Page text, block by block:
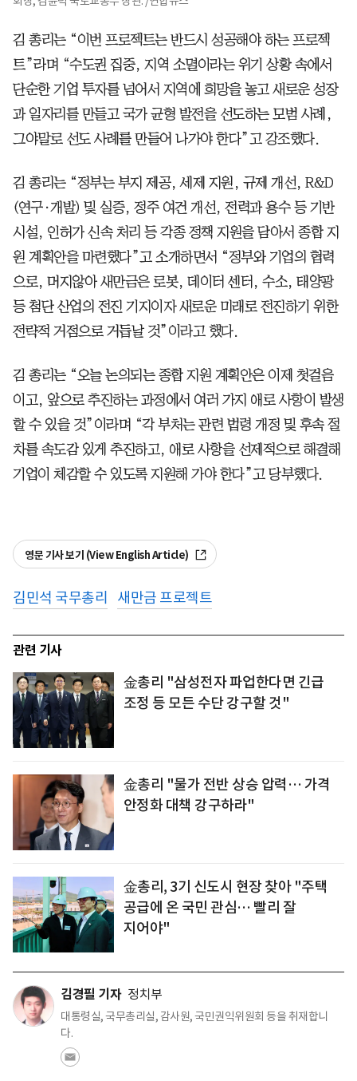
김 총리는 “이번 프로젝트는 반드시 성공해야 하는 프로젝
트”라며 “수도권 집중, 지역 소멸이라는 위기 상황 속에서
단순한 기업 투자를 넘어서 지역에 희망을 놓고 새로운 성장
과 일자리를 만들고 국가 균형 발전을 선도하는 모범 사례,
그야말로 선도 사례를 만들어 나가야 한다”고 강조했다.
김 총리는 “정부는 부지 제공, 세제 지원, 규제 개선, R&D
(연구·개발) 및 실증, 정주 여건 개선, 전력과 용수 등 기반
시설, 인허가 신속 처리 등 각종 정책 지원을 담아서 종합 지
원 계획안을 마련했다”고 소개하면서 “정부와 기업의 협력
으로, 머지않아 새만금은 로봇, 데이터 센터, 수소, 태양광
등 첨단 산업의 전진 기지이자 새로운 미래로 전진하기 위한
전략적 거점으로 거듭날 것”이라고 했다.
김 총리는 “오늘 논의되는 종합 지원 계획안은 이제 첫걸음
이고, 앞으로 추진하는 과정에서 여러 가지 애로 사항이 발생
할 수 있을 것”이라며 “각 부처는 관련 법령 개정 및 후속 절
차를 속도감 있게 추진하고, 애로 사항을 선제적으로 해결해
기업이 체감할 수 있도록 지원해 가야 한다”고 당부했다.
영문 기사 보기 (View English Article)
김민석 국무총리 새만금 프로젝트
관련 기사
金총리 "삼성전자 파업한다면 긴급
조정 등 모든 수단 강구할 것"
金총리 "물가 전반 상승 압력… 가격
안정화 대책 강구하라"
金총리, 3기 신도시 현장 찾아 "주택
공급에 온 국민 관심… 빨리 잘
지어야"
김경필 기자 정치부
대통령실, 국무총리실, 감사원, 국민권익위원회 등을 취재합니
다.